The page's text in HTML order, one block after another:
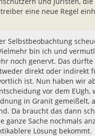
eine neue Regel
Selbstbeobachtung
bin ich und
noch genervt. Das dürfte
direkt oder indirekt
ist. Nun haben wir
vor dem EUgh,
in Granit gemeißelt,
Da braucht das dann
ganze Sache nochmals
Lösung bekommt.